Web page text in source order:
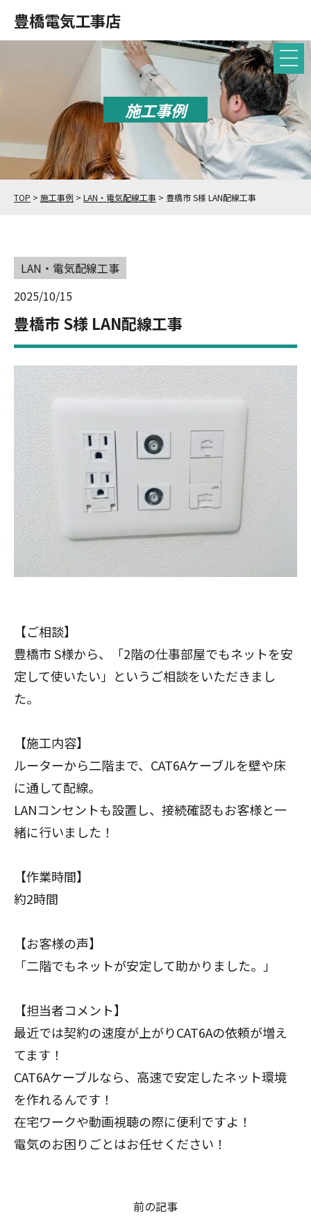
豊橋電気工事店
施工事例
TOP > 施工事例 > LAN・電気配線工事 > 豊橋市 S様 LAN配線工事
LAN・電気配線工事
2025/10/15
豊橋市 S様 LAN配線工事
【ご相談】
豊橋市 S様から、「2階の仕事部屋でもネットを安
定して使いたい」というご相談をいただきまし
た。
【施工内容】
ルーターから二階まで、CAT6Aケーブルを壁や床
に通して配線。
LANコンセントも設置し、接続確認もお客様と一
緒に行いました！
【作業時間】
約2時間
【お客様の声】
「二階でもネットが安定して助かりました。」
【担当者コメント】
最近では契約の速度が上がりCAT6Aの依頼が増え
てます！
CAT6Aケーブルなら、高速で安定したネット環境
を作れるんです！
在宅ワークや動画視聴の際に便利ですよ！
電気のお困りごとはお任せください！
前の記事